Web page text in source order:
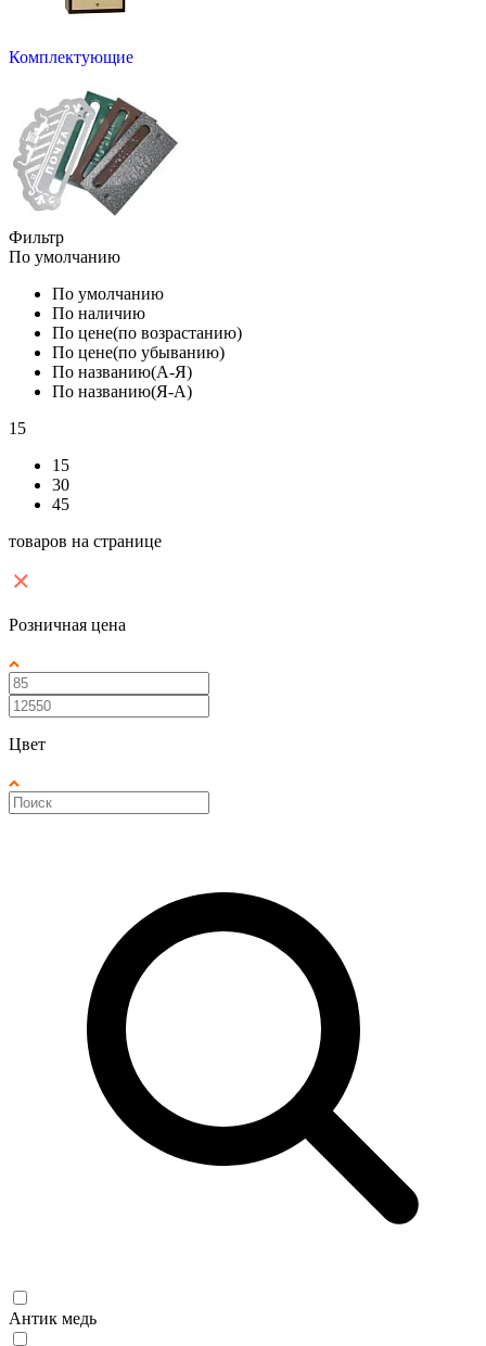
Комплектующие
Фильтр
По умолчанию
По умолчанию
По наличию
По цене(по возрастанию)
По цене(по убыванию)
По названию(А-Я)
По названию(Я-А)
15
15
30
45
товаров на странице
Розничная цена
Цвет
Антик медь